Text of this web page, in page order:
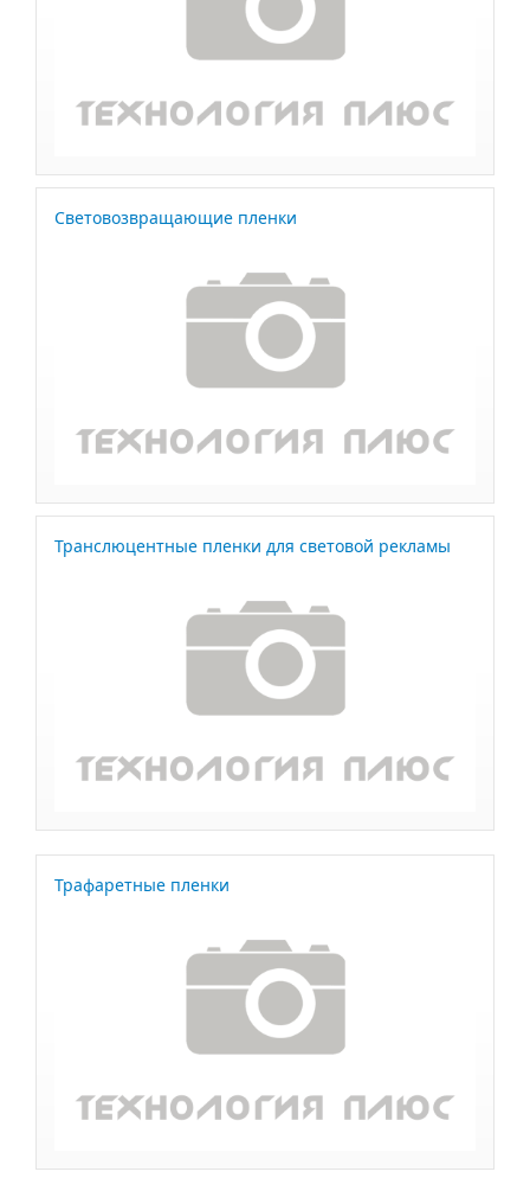
Световозвращающие пленки
Транслюцентные пленки для световой рекламы
Трафаретные пленки